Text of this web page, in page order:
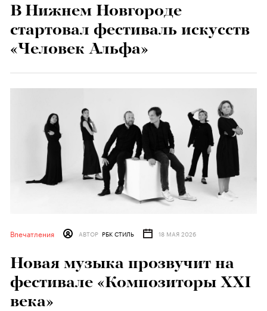
В Нижнем Новгороде
стартовал фестиваль искусств
«Человек Альфа»
Впечатления АВТОР РБК СТИЛЬ 18 МАЯ 2026
Новая музыка прозвучит на
фестивале «Композиторы XXI
века»